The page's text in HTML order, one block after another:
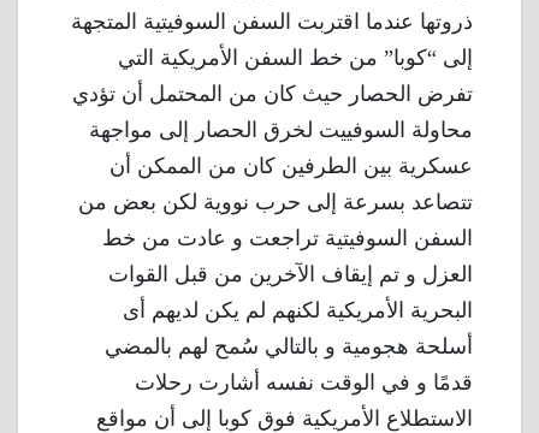
ذروتها عندما اقتربت السفن السوفيتية المتجهة
إلى “كوبا” من خط السفن الأمريكية التي
تفرض الحصار حيث كان من المحتمل أن تؤدي
محاولة السوفييت لخرق الحصار إلى مواجهة
عسكرية بين الطرفين كان من الممكن أن
تتصاعد بسرعة إلى حرب نووية لكن بعض من
السفن السوفيتية تراجعت و عادت من خط
العزل و تم إيقاف الآخرين من قبل القوات
البحرية الأمريكية لكنهم لم يكن لديهم أى
أسلحة هجومية و بالتالي سُمح لهم بالمضي
قدمًا و في الوقت نفسه أشارت رحلات
الاستطلاع الأمريكية فوق كوبا إلى أن مواقع